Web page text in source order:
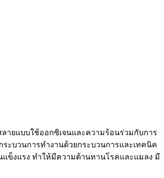
ายแบบใช้ออกซิเจนและความร้อนร่วมกับการ
ะบวนการทำงานด้วยกระบวนการและเทคนิค
แข็งแรง ทำให้มีความต้านทานโรคและแมลง มี